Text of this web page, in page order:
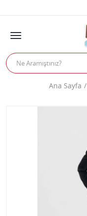
Ana Sayfa